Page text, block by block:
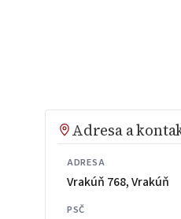
Adresa a
ADRESA
Vrakúň 768, Vrakúň
PSČ